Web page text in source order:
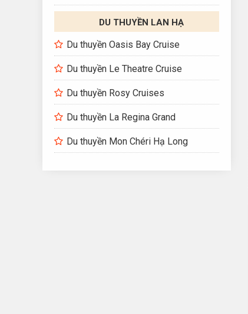
DU THUYỀN LAN HẠ
Du thuyền Oasis Bay Cruise
Du thuyền Le Theatre Cruise
Du thuyền Rosy Cruises
Du thuyền La Regina Grand
Du thuyền Mon Chéri Hạ Long